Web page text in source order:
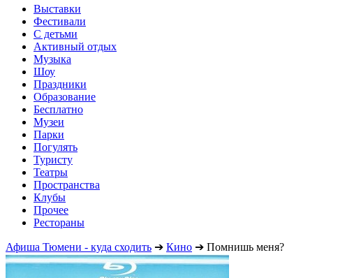
Выставки
Фестивали
С детьми
Активный отдых
Музыка
Шоу
Праздники
Образование
Бесплатно
Музеи
Парки
Погулять
Туристу
Театры
Пространства
Клубы
Прочее
Рестораны
Афиша Тюмени - куда сходить ➔ Кино ➔ Помнишь меня?